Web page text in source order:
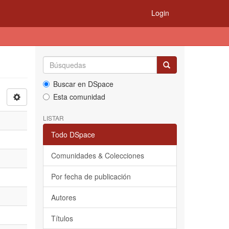
Login
Buscar en DSpace
Esta comunidad
LISTAR
Todo DSpace
Comunidades & Colecciones
Por fecha de publicación
Autores
Títulos